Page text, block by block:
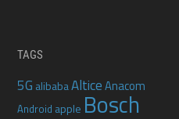
TAGS
5G alibabaAlticeAnacom
Android apple Bosch